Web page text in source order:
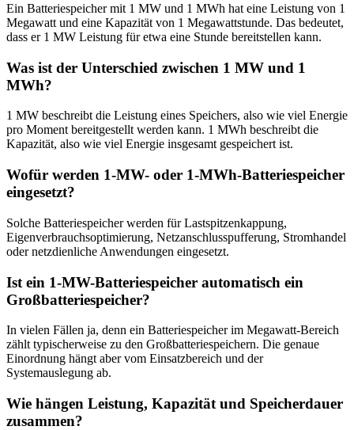
Ein Batteriespeicher mit 1 MW und 1 MWh hat eine Leistung von 1
Megawatt und eine Kapazität von 1 Megawattstunde. Das bedeutet,
dass er 1 MW Leistung für etwa eine Stunde bereitstellen kann.
Was ist der Unterschied zwischen 1 MW und 1
MWh?
1 MW beschreibt die Leistung eines Speichers, also wie viel Energie
pro Moment bereitgestellt werden kann. 1 MWh beschreibt die
Kapazität, also wie viel Energie insgesamt gespeichert ist.
Wofür werden 1-MW- oder 1-MWh-Batteriespeicher
eingesetzt?
Solche Batteriespeicher werden für Lastspitzenkappung,
Eigenverbrauchsoptimierung, Netzanschlusspufferung, Stromhandel
oder netzdienliche Anwendungen eingesetzt.
Ist ein 1-MW-Batteriespeicher automatisch ein
Großbatteriespeicher?
In vielen Fällen ja, denn ein Batteriespeicher im Megawatt-Bereich
zählt typischerweise zu den Großbatteriespeichern. Die genaue
Einordnung hängt aber vom Einsatzbereich und der
Systemauslegung ab.
Wie hängen Leistung, Kapazität und Speicherdauer
zusammen?